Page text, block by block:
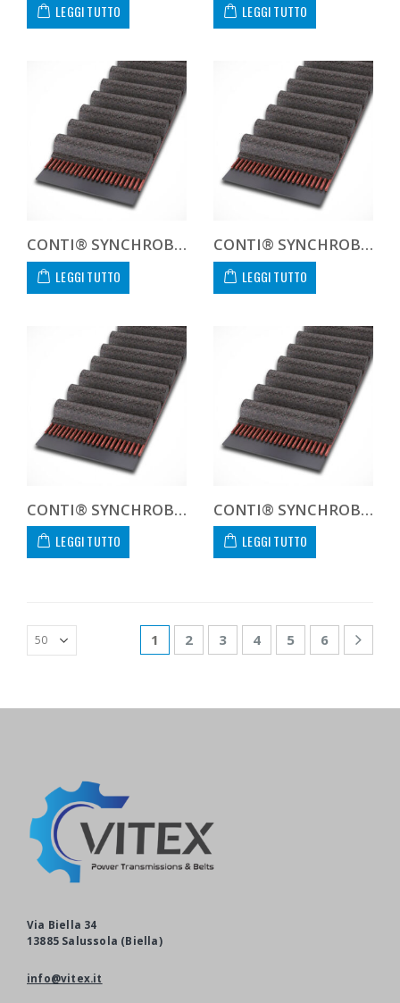
LEGGI TUTTO LEGGI TUTTO
CONTI® SYNCHROBELT 412L100
LEGGI TUTTO
CONTI® SYNCHROBELT 420H100
LEGGI TUTTO
CONTI® SYNCHROBELT 420L100
LEGGI TUTTO
CONTI® SYNCHROBELT 450H100
LEGGI TUTTO
1 2 3 4 5 6
Via Biella 34
13885 Salussola (Biella)
info@vitex.it